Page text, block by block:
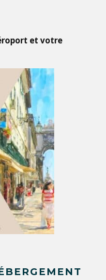
et votre